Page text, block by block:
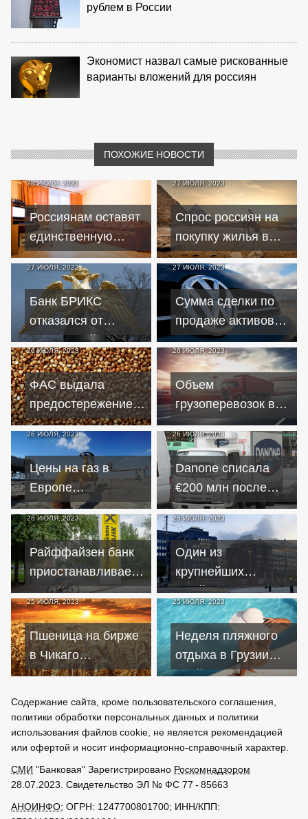
рублем в России
Экономист назвал самые рискованные
варианты вложений для россиян
ПОХОЖИЕ НОВОСТИ
28 ИЮЛЯ, 2023
Россиянам оставят
единственную
ипотечную квартиру
при личном
банкротстве
27 ИЮЛЯ, 2023
Спрос россиян на
покупку жилья в
Египте за год вырос
вдвое
27 ИЮЛЯ, 2023
Банк БРИКС
отказался от
инвестиций в
Россию из-за
западных санкций
27 ИЮЛЯ, 2023
Сумма сделки по
продаже активов
Volkswagen в
России составила
€125 млн
26 ИЮЛЯ, 2023
ФАС выдала
предостережение
после заявления о
росте цен на гречку
в России
26 ИЮЛЯ, 2023
Объем
грузоперевозок в
Германии может
опуститься до
минимума за 30 лет
26 ИЮЛЯ, 2023
Цены на газ в
Европе
продолжают расти
пятый день подряд
– Bloomberg
26 ИЮЛЯ, 2023
Danone списала
€200 млн после
перехода активов
под российское
управление
26 ИЮЛЯ, 2023
Райффайзен банк
приостанавливает
покупку наличных
евро и долларов у
граждан
25 ИЮЛЯ, 2023
Один из
крупнейших
швейцарских
банков закрывает
счета клиентам из
25 ИЮЛЯ, 2023
Пшеница на бирже
в Чикаго
подорожала до
полгода
25 ИЮЛЯ, 2023
Неделя пляжного
отдыха в Грузии
обойдется
тыс. на двоих
Содержание сайта, кроме пользовательского соглашения,
политики обработки персональных данных и политики
использования файлов cookie, не является рекомендацией
или офертой и носит информационно-справочный характер.
СМИ "Банковая" Зарегистрировано Роскомнадзором
28.07.2023. Свидетельство ЭЛ № ФС 77 - 85663
АНОИНФО; ОГРН: 1247700801700; ИНН/КПП: